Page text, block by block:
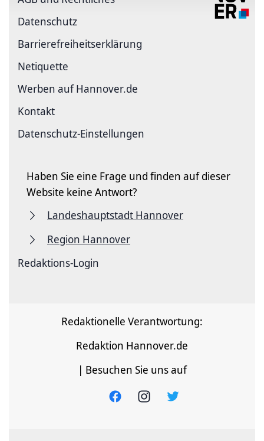
Datenschutz
Barriere­freiheits­erklärung
Netiquette
Werben auf Hannover.de
Kontakt
Datenschutz-Einstellungen
Haben Sie eine Frage und finden auf dieser
Website keine Antwort?
Landeshauptstadt Hannover
Region Hannover
Redaktions-Login
Redaktionelle Verantwortung:
Redaktion Hannover.de
| Besuchen Sie uns auf